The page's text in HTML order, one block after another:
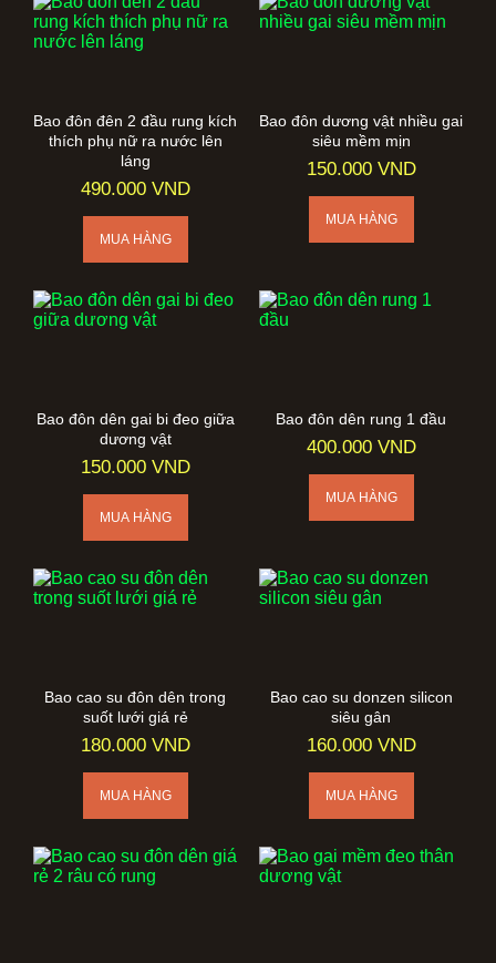
Bao đôn đên 2 đầu rung kích
thích phụ nữ ra nước lên
láng
490.000 VND
Bao đôn dương vật nhiều gai
siêu mềm mịn
150.000 VND
Bao đôn dên gai bi đeo giữa
dương vật
150.000 VND
Bao đôn dên rung 1 đầu
400.000 VND
Bao cao su đôn dên trong
suốt lưới giá rẻ
180.000 VND
Bao cao su donzen silicon
siêu gân
160.000 VND